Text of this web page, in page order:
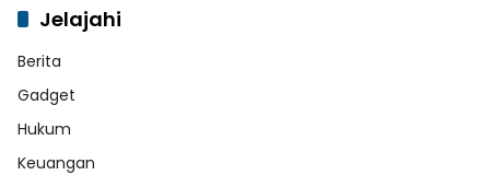
Jelajahi
Berita
Gadget
Hukum
Keuangan